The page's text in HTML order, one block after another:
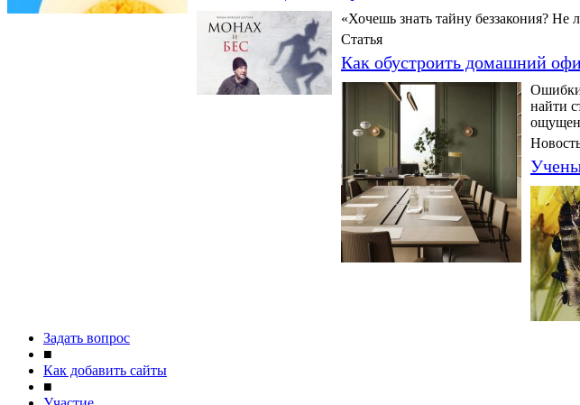
«Хочешь знать тайну беззакония?
Статья
Как обустроить домашний
Ошибки
найти
Задать вопрос
■
Как добавить сайты
■